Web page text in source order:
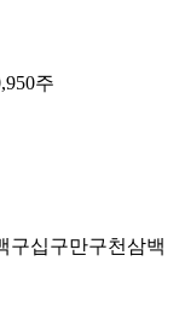
주
구십구만구천삼백